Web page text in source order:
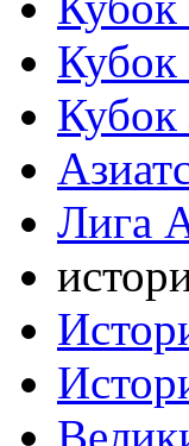
Кубок
Кубок
Лига